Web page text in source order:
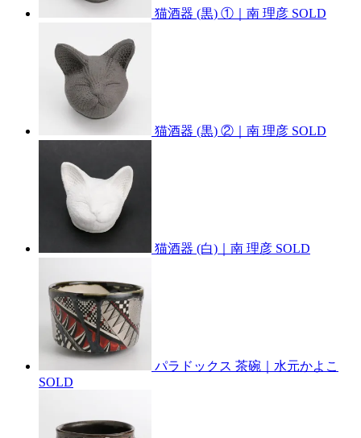
猫酒器 (黒) ①｜南 理彦 SOLD
猫酒器 (黒) ②｜南 理彦 SOLD
猫酒器 (白)｜南 理彦 SOLD
パラドックス 茶碗｜水元かよこ
SOLD